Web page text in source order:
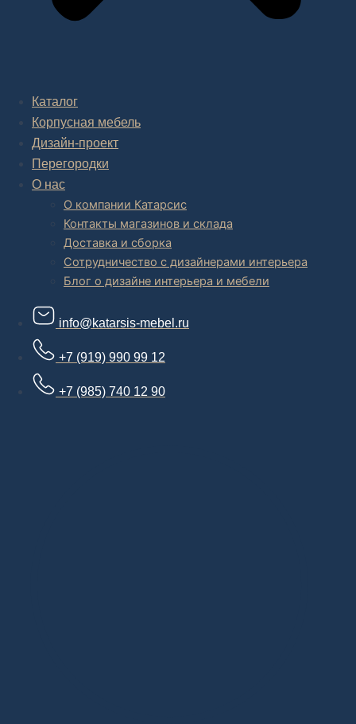
Каталог
Корпусная мебель
Дизайн-проект
Перегородки
О нас
О компании Катарсис
Контакты магазинов и склада
Доставка и сборка
Сотрудничество с дизайнерами интерьера
Блог о дизайне интерьера и мебели
info@katarsis-mebel.ru
+7 (919) 990 99 12
+7 (985) 740 12 90
дизайн проекта интерьера,
В салоне мебелииинтернет магазине дизайнерской мебели
есть и готовые товары, которые можем доставить уже сегодня, и
корпусная мебель на заказ, включая кухни.